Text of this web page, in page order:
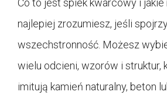
Co to jest spiek kwarcowy i jakie
najlepiej zrozumiesz, jeśli
wszechstronność. Możesz
wielu odcieni, wzorów i struktur,
imitują kamień naturalny, beton